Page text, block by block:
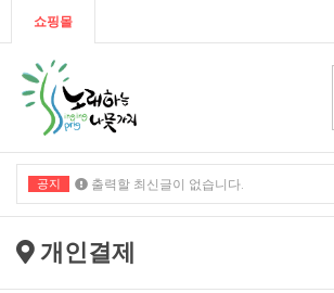
쇼핑몰
공지 출력할 최신글이 없습니다.
개인결제